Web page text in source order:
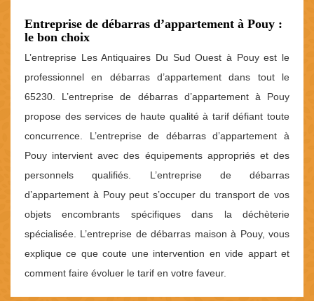
Entreprise de débarras d’appartement à Pouy :
le bon choix
L’entreprise Les Antiquaires Du Sud Ouest à Pouy est le
professionnel en débarras d’appartement dans tout le
65230. L’entreprise de débarras d’appartement à Pouy
propose des services de haute qualité à tarif défiant toute
concurrence. L’entreprise de débarras d’appartement à
Pouy intervient avec des équipements appropriés et des
personnels qualifiés. L’entreprise de débarras
d’appartement à Pouy peut s’occuper du transport de vos
objets encombrants spécifiques dans la déchèterie
spécialisée. L’entreprise de débarras maison à Pouy, vous
explique ce que coute une intervention en vide appart et
comment faire évoluer le tarif en votre faveur.